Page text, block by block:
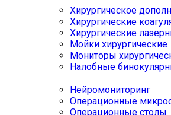
Хирургическое
Хирургические
Хирургические
Мойки хирургические
Мониторы
Налобные
Нейромониторинг
Операционные
Операционные столы